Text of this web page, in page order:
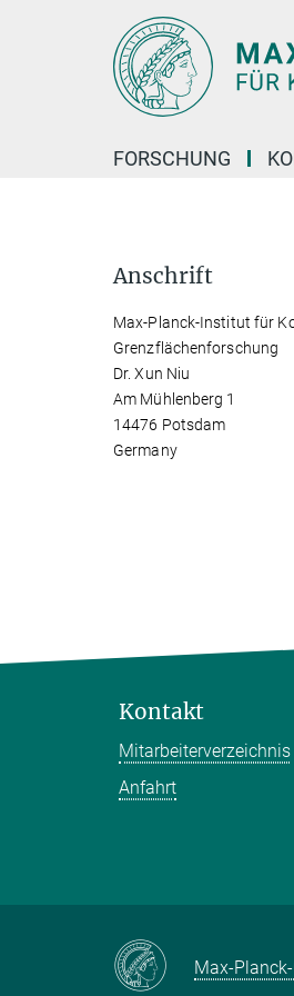
FORSCHUNG
Anschrift
Max-Planck-Institut für
Grenzflächenforschung
Dr. Xun Niu
Am Mühlenberg 1
14476 Potsdam
Germany
Kontakt
Mitarbeiterverzeichnis
Anfahrt
Max-